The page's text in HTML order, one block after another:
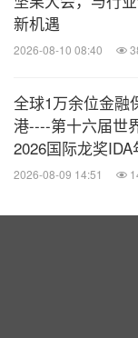
商业领袖和行业
业的未来发展开
此拥抱、跨地
行业破局新思路
CIBS拳头项目
朝天，线上线
渠道，配对意
浪出海，积极
新机遇
2026-08-10 08:40
全球1万余位金融
港----第十六届世
2026国际龙奖
2026-08-09 14:51